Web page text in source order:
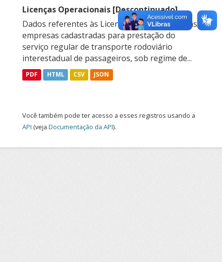
Licenças Operacionais [Descontinuado]
Dados referentes às Licenças Operacionais das
empresas cadastradas para prestação do
serviço regular de transporte rodoviário
interestadual de passageiros, sob regime de...
PDF HTML CSV JSON
Você também pode ter acesso a esses registros usando a
API (veja Documentação da API).